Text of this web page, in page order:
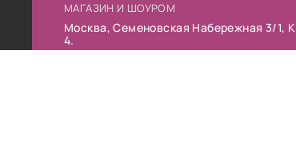
МАГАЗИН И ШОУРОМ
Москва, Семеновская Набережная 3/1, К
4.